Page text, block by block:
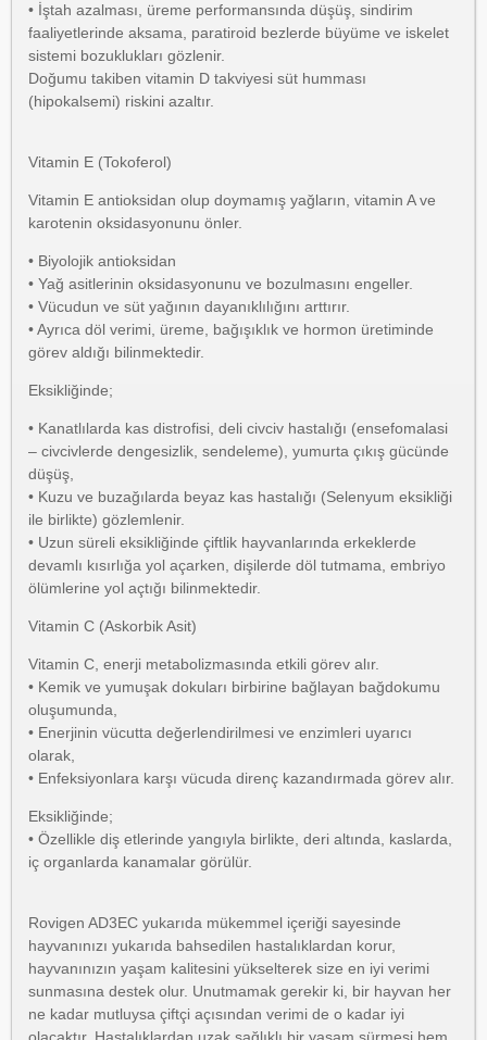
• İştah azalması, üreme performansında düşüş, sindirim
faaliyetlerinde aksama, paratiroid bezlerde büyüme ve iskelet
sistemi bozuklukları gözlenir.
Doğumu takiben vitamin D takviyesi süt humması
(hipokalsemi) riskini azaltır.
Vitamin E (Tokoferol)
Vitamin E antioksidan olup doymamış yağların, vitamin A ve
karotenin oksidasyonunu önler.
• Biyolojik antioksidan
• Yağ asitlerinin oksidasyonunu ve bozulmasını engeller.
• Vücudun ve süt yağının dayanıklılığını arttırır.
• Ayrıca döl verimi, üreme, bağışıklık ve hormon üretiminde
görev aldığı bilinmektedir.
Eksikliğinde;
• Kanatlılarda kas distrofisi, deli civciv hastalığı (ensefomalasi
– civcivlerde dengesizlik, sendeleme), yumurta çıkış gücünde
düşüş,
• Kuzu ve buzağılarda beyaz kas hastalığı (Selenyum eksikliği
ile birlikte) gözlemlenir.
• Uzun süreli eksikliğinde çiftlik hayvanlarında erkeklerde
devamlı kısırlığa yol açarken, dişilerde döl tutmama, embriyo
ölümlerine yol açtığı bilinmektedir.
Vitamin C (Askorbik Asit)
Vitamin C, enerji metabolizmasında etkili görev alır.
• Kemik ve yumuşak dokuları birbirine bağlayan bağdokumu
oluşumunda,
• Enerjinin vücutta değerlendirilmesi ve enzimleri uyarıcı
olarak,
• Enfeksiyonlara karşı vücuda direnç kazandırmada görev alır.
Eksikliğinde;
• Özellikle diş etlerinde yangıyla birlikte, deri altında, kaslarda,
iç organlarda kanamalar görülür.
Rovigen AD3EC yukarıda mükemmel içeriği sayesinde
hayvanınızı yukarıda bahsedilen hastalıklardan korur,
hayvanınızın yaşam kalitesini yükselterek size en iyi verimi
sunmasına destek olur. Unutmamak gerekir ki, bir hayvan her
ne kadar mutluysa çiftçi açısından verimi de o kadar iyi